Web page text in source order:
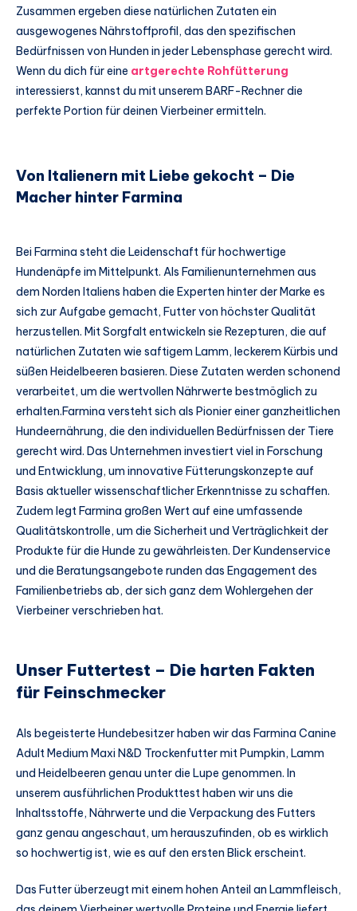
Zusammen ergeben diese natürlichen Zutaten ein
ausgewogenes Nährstoffprofil, das den spezifischen
Bedürfnissen von Hunden in jeder Lebensphase gerecht wird.
Wenn du dich für eine artgerechte Rohfütterung
interessierst, kannst du mit unserem BARF-Rechner die
perfekte Portion für deinen Vierbeiner ermitteln.
Von Italienern mit Liebe gekocht – Die
Macher hinter Farmina
Bei Farmina steht die Leidenschaft für hochwertige
Hundenäpfe im Mittelpunkt. Als Familienunternehmen aus
dem Norden Italiens haben die Experten hinter der Marke es
sich zur Aufgabe gemacht, Futter von höchster Qualität
herzustellen. Mit Sorgfalt entwickeln sie Rezepturen, die auf
natürlichen Zutaten wie saftigem Lamm, leckerem Kürbis und
süßen Heidelbeeren basieren. Diese Zutaten werden schonend
verarbeitet, um die wertvollen Nährwerte bestmöglich zu
erhalten.Farmina versteht sich als Pionier einer ganzheitlichen
Hundeernährung, die den individuellen Bedürfnissen der Tiere
gerecht wird. Das Unternehmen investiert viel in Forschung
und Entwicklung, um innovative Fütterungskonzepte auf
Basis aktueller wissenschaftlicher Erkenntnisse zu schaffen.
Zudem legt Farmina großen Wert auf eine umfassende
Qualitätskontrolle, um die Sicherheit und Verträglichkeit der
Produkte für die Hunde zu gewährleisten. Der Kundenservice
und die Beratungsangebote runden das Engagement des
Familienbetriebs ab, der sich ganz dem Wohlergehen der
Vierbeiner verschrieben hat.
Unser Futtertest – Die harten Fakten
für Feinschmecker
Als begeisterte Hundebesitzer haben wir das Farmina Canine
Adult Medium Maxi N&D Trockenfutter mit Pumpkin, Lamm
und Heidelbeeren genau unter die Lupe genommen. In
unserem ausführlichen Produkttest haben wir uns die
Inhaltsstoffe, Nährwerte und die Verpackung des Futters
ganz genau angeschaut, um herauszufinden, ob es wirklich
so hochwertig ist, wie es auf den ersten Blick erscheint.
Das Futter überzeugt mit einem hohen Anteil an Lammfleisch,